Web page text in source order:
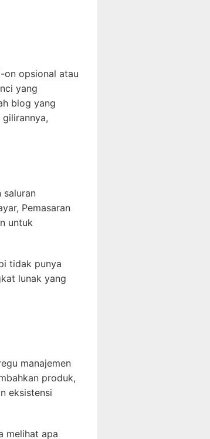
on opsional atau
yang
blog yang
saluran
Pemasaran
untuk
tidak punya
lunak yang
manajemen
produk,
eksistensi
melihat apa